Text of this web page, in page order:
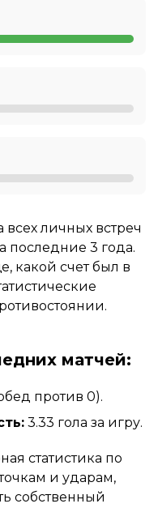
всех личных встреч
последние 3 года.
какой счет был в
матчей:
против 0).
3.33 гола за игру.
статистика по
и ударам,
собственный